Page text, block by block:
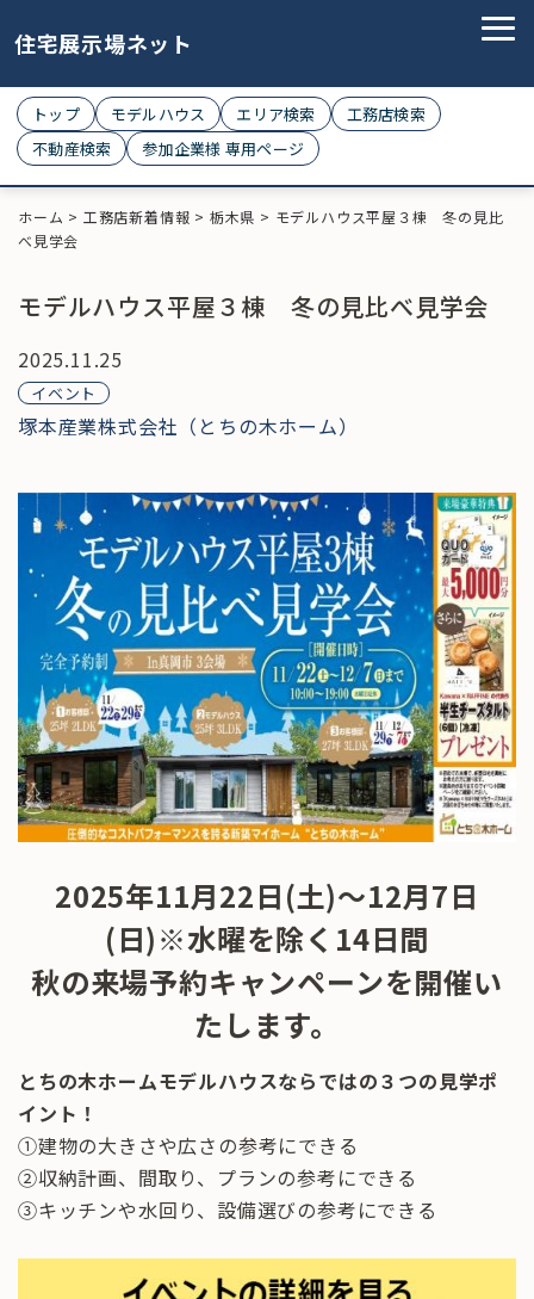
住宅展示場ネット
トップ モデルハウス エリア検索
工務店検索
不動産検索
参加企業様 専用ページ
ホーム > 工務店新着情報 > 栃木県 > モデルハウス平屋３棟 冬の見比
べ見学会
モデルハウス平屋３棟 冬の見比べ見学会
2025.11.25
イベント
塚本産業株式会社（とちの木ホーム）
2025年11月22日(土)～12月7日
(日)※水曜を除く14日間
秋の来場予約キャンペーンを開催い
たします。
とちの木ホームモデルハウスならではの３つの見学ポ
イント！
①建物の大きさや広さの参考にできる
②収納計画、間取り、プランの参考にできる
③キッチンや水回り、設備選びの参考にできる